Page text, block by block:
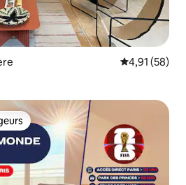
Note
4,91 (58)
parmi les plus aimés